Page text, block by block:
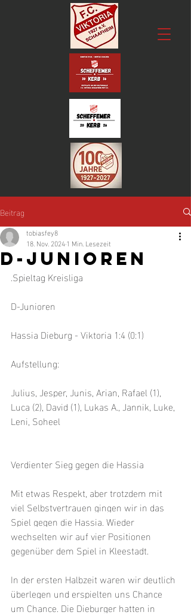
Beitrag
D-Junioren
tobiasfey8
18. Nov. 20241 Min. Lesezeit
.Spieltag Kreisliga
D-Junioren
Hassia Dieburg - Viktoria 1:4 (0:1)
Aufstellung:
Julius, Jesper, Junis, Arian, Rafael (1),
Luca (2), David (1), Lukas A., Jannik, Luke,
Leni, Soheel
Verdienter Sieg gegen die Hassia
Mit etwas Respekt, aber trotzdem mit
viel Selbstvertrauen gingen wir in das
Spiel gegen die Hassia. Wieder
wechselten wir auf vier Positionen
gegenüber dem Spiel in Kleestadt.
In der ersten Halbzeit waren wir deutlich
überlegen und erspielten uns Chance
um Chance. Die Dieburger hatten in